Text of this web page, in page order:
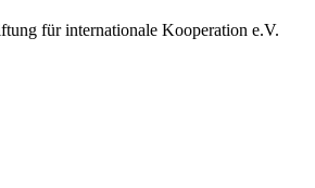
für internationale Kooperation e.V.